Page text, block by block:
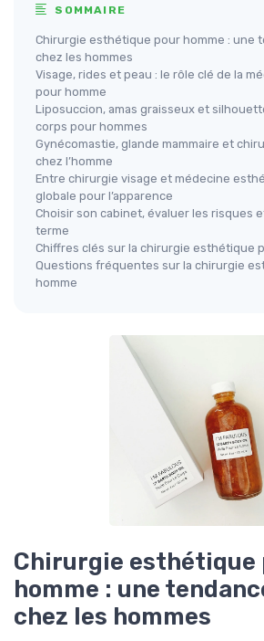
SOMMAIRE
Chirurgie esthétique pour homme : une
chez les hommes
Visage, rides et peau : le rôle clé de la
pour homme
Liposuccion, amas graisseux et
corps pour hommes
Gynécomastie, glande mammaire et
chez l’homme
Entre chirurgie visage et médecine
globale pour l’apparence
Choisir son cabinet, évaluer les risques
terme
Chiffres clés sur la chirurgie esthétique
Questions fréquentes sur la chirurgie
homme
Chirurgie esthétique
homme : une
chez les hommes